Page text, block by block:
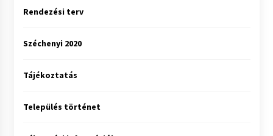
Rendezési terv
Széchenyi 2020
Tájékoztatás
Település történet